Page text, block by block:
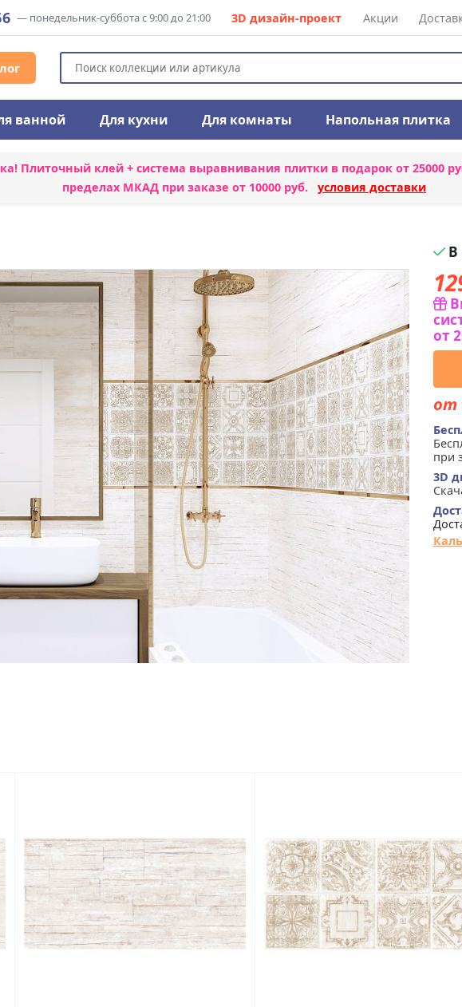
— понедельник-суббота с 9:00 до 21:00 3D дизайн-проект Акции
ванной Для кухни Для комнаты Напольная плитка
Плиточный клей + система выравнивания плиткив подарок от 25000
пределах МКАД при заказе от 10000 руб. условия доставки
В
от
от
при
3D